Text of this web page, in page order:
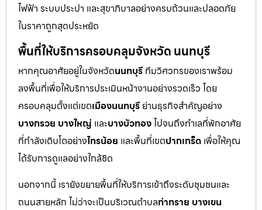
ไฟฟ้า ระบบประปา และสุขาภิบาลอย่างครบถ้วนและปลอดภัย
ในราคาถูกสุดประหยัด
พื้นที่ให้บริการครอบคลุมจังหวัด นนทบุรี
หากคุณอาศัยอยู่ในจังหวัดนนทบุรี ทีมวิศวกรของเราพร้อม
ลงพื้นที่เพื่อให้บริการประเมินหน้างานอย่างรวดเร็ว โดย
ครอบคลุมตั้งแต่เขตเมืองนนทบุรี ย่านธุรกิจสำคัญอย่าง
บางกรวย บางใหญ่ และบางบัวทองไปจนถึงทำเลที่พักอาศัย
ที่กำลังเติบโตอย่างไทรน้อย และพื้นที่เขตปากเกร็ด เพื่อให้คุณ
ได้รับการดูแลอย่างใกล้ชิด
นอกจากนี้ เรายังขยายพื้นที่ให้บริการเข้าถึงระดับชุมชนและ
ถนนสายหลัก ไม่ว่าจะเป็นบริเวณตำบลท่าทราย บางเขน